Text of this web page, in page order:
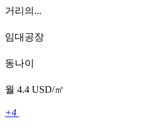
거리의...
임대공장
동나이
월 4.4 USD/㎡
+4